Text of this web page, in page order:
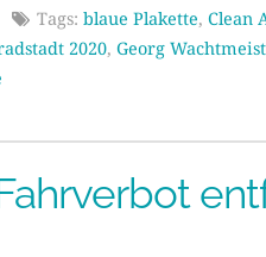
Tags: blaue Plakette, Clean
2020, Georg